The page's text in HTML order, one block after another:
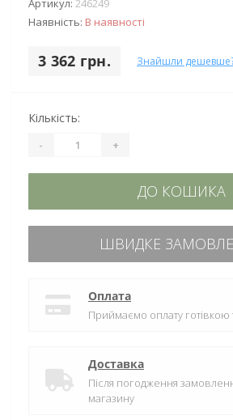
Артикул: 246249
Наявність: В наявності
3 362 грн. Знайшли
Кількість:
- +
ДО КОШИКА
ШВИДКЕ
Оплата
Приймаємо оплату готівкою
Доставка
Після погодження
магазину